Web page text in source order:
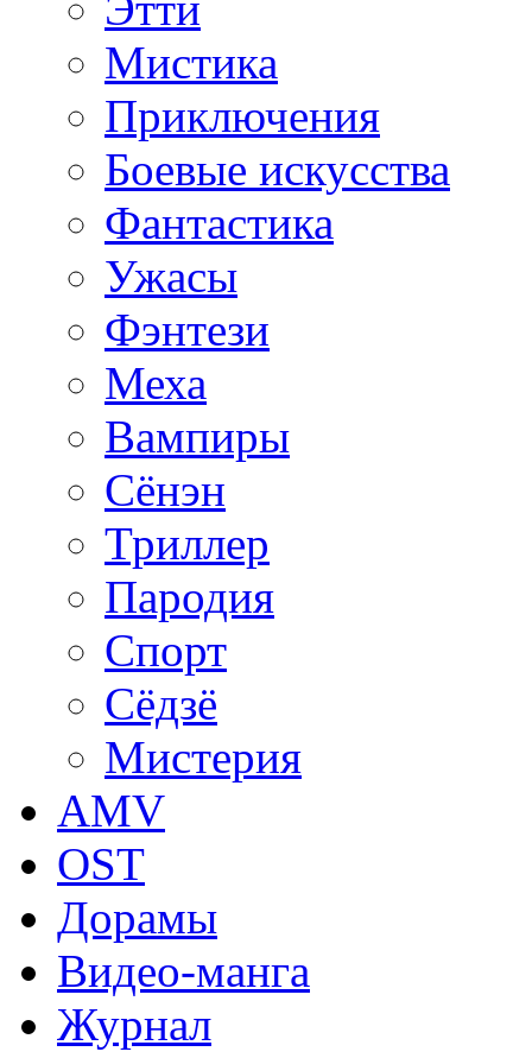
Мистика
Приключения
Боевые искусства
Фантастика
Ужасы
Фэнтези
Меха
Вампиры
Сёнэн
Триллер
Пародия
Спорт
Сёдзё
Мистерия
AMV
OST
Дорамы
Видео-манга
Журнал